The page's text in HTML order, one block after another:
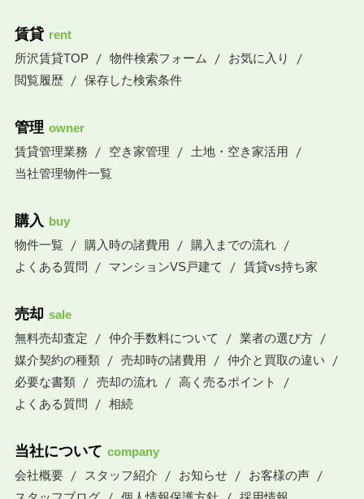
賃貸 rent
所沢賃貸TOP
物件検索フォーム
お気に入り
閲覧履歴
保存した検索条件
管理 owner
賃貸管理業務
空き家管理
土地・空き家活用
当社管理物件一覧
購入 buy
物件一覧
購入時の諸費用
購入までの流れ
よくある質問
マンションVS戸建て 賃貸vs持ち家
売却 sale
無料売却査定
仲介手数料について
業者の選び方
媒介契約の種類
売却時の諸費用
仲介と買取の違い
必要な書類
売却の流れ
高く売るポイント
よくある質問
相続
当社について company
会社概要
スタッフ紹介 お知らせ
お客様の声